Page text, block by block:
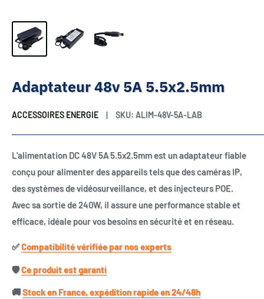
Adaptateur 48v 5A 5.5x2.5mm
ACCESSOIRES ENERGIE SKU: ALIM-48V-5A-LAB
L'alimentation DC 48V 5A 5.5x2.5mm est un adaptateur fiable
conçu pour alimenter des appareils tels que des caméras IP,
des systèmes de vidéosurveillance, et des injecteurs POE.
Avec sa sortie de 240W, il assure une performance stable et
efficace, idéale pour vos besoins en sécurité et en réseau.
✅​Compatibilité vérifiée par nos experts
🛡️​Ce produit est garanti
🚚​Stock en France, expédition rapide en 24/48h